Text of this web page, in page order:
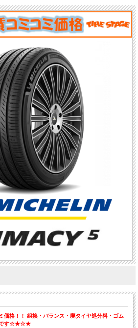
格！！ 組換・バランス・廃タイヤ処分料・ゴム
です☆★☆★